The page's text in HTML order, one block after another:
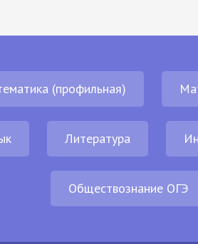
(профильная)
Литература
Обществознание ОГЭ